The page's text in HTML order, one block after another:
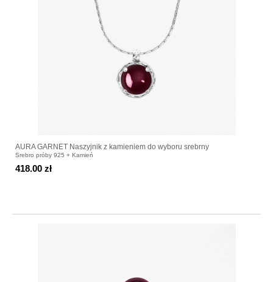
AURA GARNET Naszyjnik z kamieniem do wyboru srebrny
Srebro próby 925 + Kamień
418.00 zł